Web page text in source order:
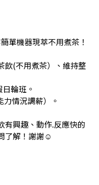
單機器現萃不用煮茶！
飲(不用煮茶）、維持整
輪班。
情況調薪）。
有興趣、動作.反應快的
了解！謝謝☺️